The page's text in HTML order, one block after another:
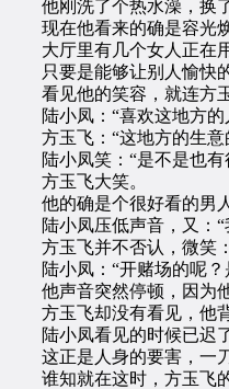
他刚洗了个热水澡，换了
现在他看来的确是容光焕
大厅里有几个女人正在用
只要是能够让别人愉快的
看见他的笑容，就连方玉
陆小凤：“喜欢这地方的
方玉飞：“这地方的生意
陆小凤笑：“是不是也有
方玉飞大笑。
他的确是个很好看的男人
陆小凤压低声音，又：“
方玉飞并不否认，微笑：
陆小凤：“开赌场的呢
他声音突然停顿，因为他
方玉飞却没有看见，他背
陆小凤看见的时候已迟了
这正是人身的要害，一刀
谁知就在这时，方玉飞的